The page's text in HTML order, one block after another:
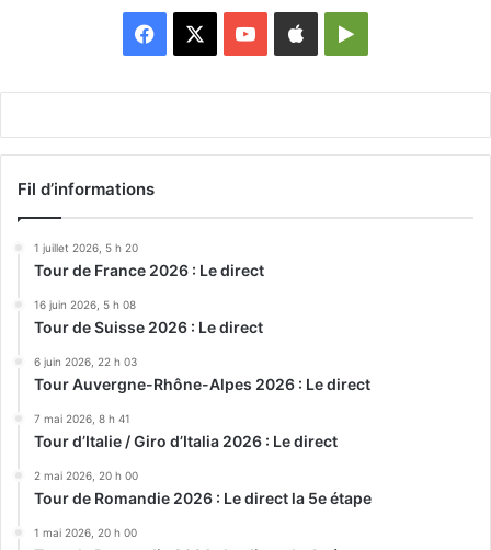
Facebook YouTubeAppleGoogle
Fil d’informations
1 juillet 2026, 5 h 20
Tour de France 2026 : Le direct
16 juin 2026, 5 h 08
Tour de Suisse 2026 : Le direct
6 juin 2026, 22 h 03
Tour Auvergne-Rhône-Alpes 2026 : Le direct
7 mai 2026, 8 h 41
Tour d’Italie / Giro d’Italia 2026 : Le direct
2 mai 2026, 20 h 00
Tour de Romandie 2026 : Le direct la 5e étape
1 mai 2026, 20 h 00